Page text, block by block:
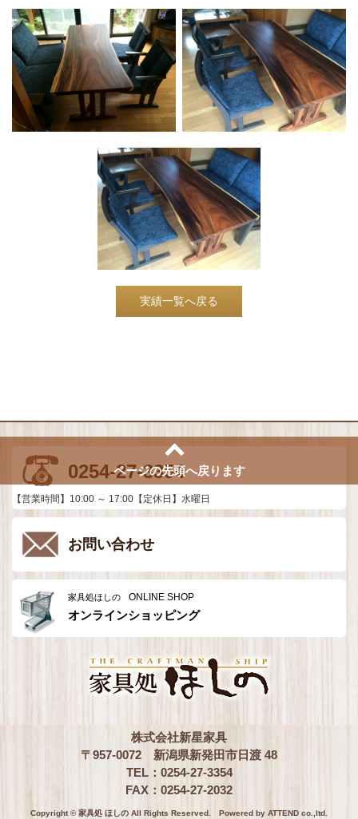
実績一覧へ戻る
ページの先頭へ戻ります
0254-27-3354
【営業時間】10:00 ～ 17:00【定休日】水曜日
お問い合わせ
家具処ほしの ONLINE SHOP
オンラインショッピング
株式会社新星家具
〒957-0072 新潟県新発田市日渡 48
TEL：0254-27-3354
FAX：0254-27-2032
Copyright © 家具処 ほしの All Rights Reserved. Powered by ATTEND co.,ltd.